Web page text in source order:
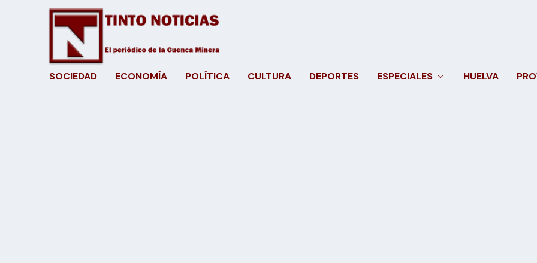
SOCIEDAD ECONOMÍA POLÍTICA CULTURA DEPORTES ESPECIALES HUELVA